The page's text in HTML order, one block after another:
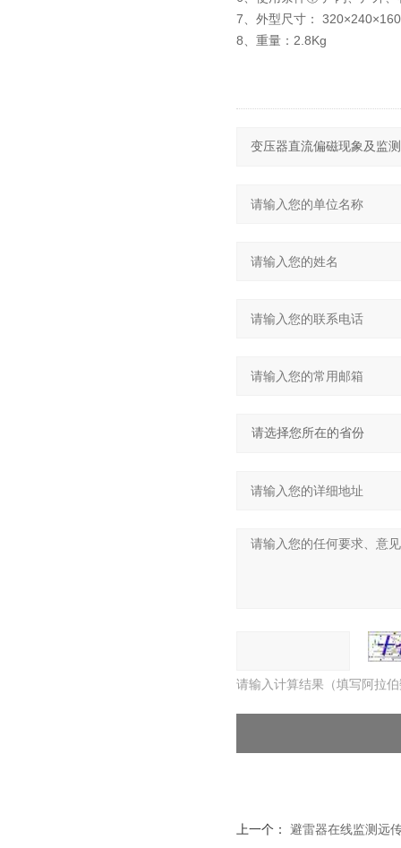
7、外型尺寸：
8、重量：2.8Kg
请输入计算结果（填写阿拉
上一个： 避雷器在线监测远